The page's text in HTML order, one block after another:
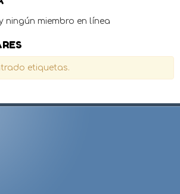
ningún miembro en línea
etiquetas.